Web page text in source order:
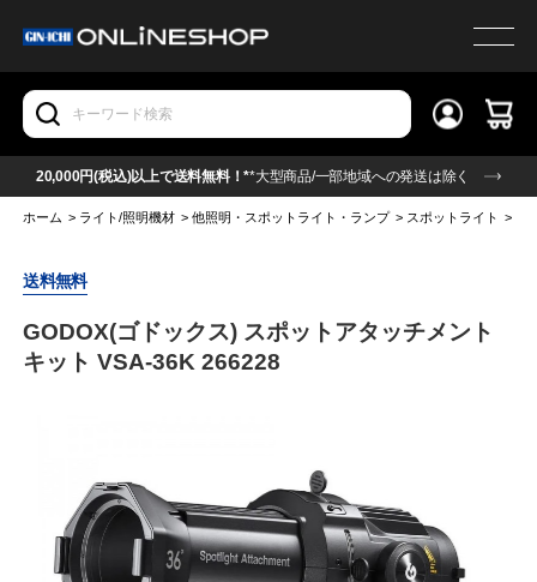
20,000円(税込)以上で送料無料！**大型商品/一部地域への発送は除く
ホーム > ライト/照明機材 >他照明・スポットライト・ランプ > スポットライト >
送料無料
GODOX(ゴドックス) スポットアタッチメント
キット VSA-36K 266228